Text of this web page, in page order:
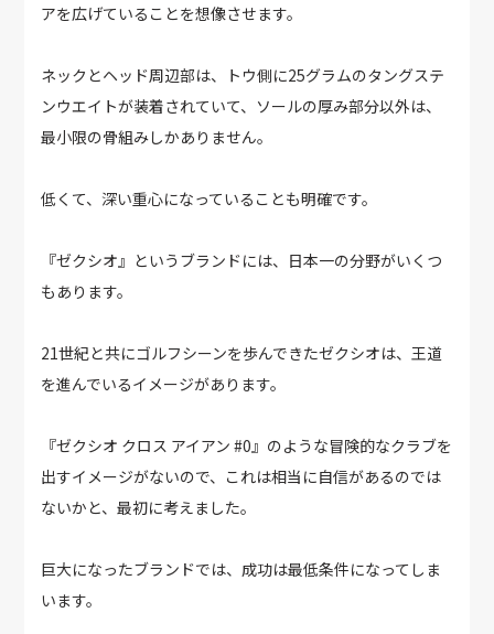
アを広げていることを想像させます。
ネックとヘッド周辺部は、トウ側に25グラムのタングステ
ンウエイトが装着されていて、ソールの厚み部分以外は、
最小限の骨組みしかありません。
低くて、深い重心になっていることも明確です。
『ゼクシオ』というブランドには、日本一の分野がいくつ
もあります。
21世紀と共にゴルフシーンを歩んできたゼクシオは、王道
を進んでいるイメージがあります。
『ゼクシオ クロス アイアン #0』のような冒険的なクラブを
出すイメージがないので、これは相当に自信があるのでは
ないかと、最初に考えました。
巨大になったブランドでは、成功は最低条件になってしま
います。